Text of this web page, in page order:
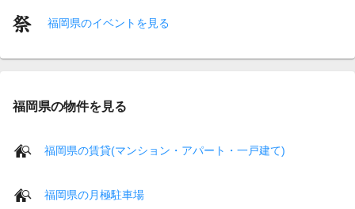
福岡県のイベントを見る
福岡県の物件を見る
福岡県の賃貸(マンション・アパート・一戸建て)
福岡県の月極駐車場